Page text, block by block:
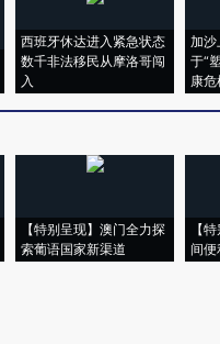
西班牙休达进入紧急状态
数千非法移民从摩洛哥闯
入
加沙
于“
康危
【特别呈现】澳门全力探
索葡语国家新渠道
【
间便